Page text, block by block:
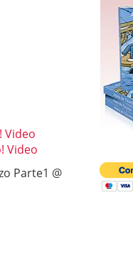
Video
Video
Parte1 @